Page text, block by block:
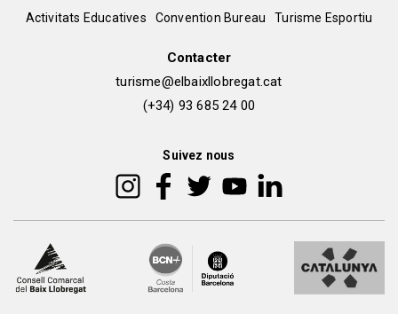
del
Peu
Activitats Educatives Convention Bureau Turisme Esportiu
Contacter
turisme@elbaixllobregat.cat
(+34) 93 685 24 00
Suivez nous